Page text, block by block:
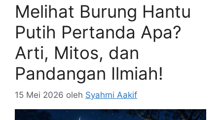
Melihat Burung Hantu
Putih Pertanda Apa?
Arti, Mitos, dan
Pandangan Ilmiah!
15 Mei 2026 oleh Syahmi Aakif